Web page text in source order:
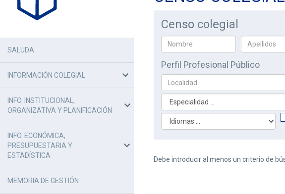
SALUDA
INFORMACIÓN COLEGIAL
INFO. INSTITUCIONAL,
ORGANIZATIVA Y PLANIFICACIÓN
INFO. ECONÓMICA,
PRESUPUESTARIA Y
ESTADÍSTICA
MEMORIA DE GESTIÓN
Censo colegial
Perfil Profesional Público
Debe introducir al menos un criterio de